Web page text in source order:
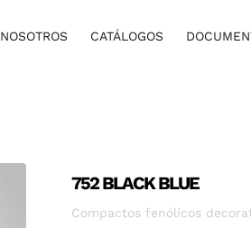
NOSOTROS CATÁLOGOS
752 BLACK BLUE
Compactos fenólicos